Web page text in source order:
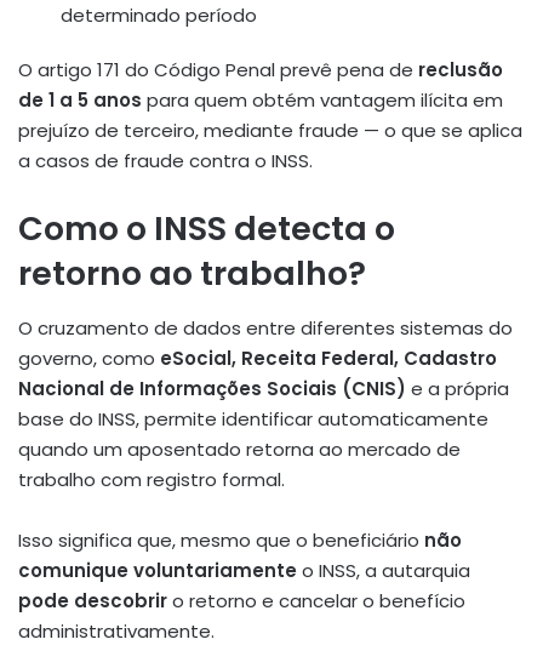
determinado período
O artigo 171 do Código Penal prevê pena de reclusão
de 1 a 5 anos para quem obtém vantagem ilícita em
prejuízo de terceiro, mediante fraude — o que se aplica
a casos de fraude contra o INSS.
Como o INSS detecta o
retorno ao trabalho?
O cruzamento de dados entre diferentes sistemas do
governo, como eSocial, Receita Federal, Cadastro
Nacional de Informações Sociais (CNIS) e a própria
base do INSS, permite identificar automaticamente
quando um aposentado retorna ao mercado de
trabalho com registro formal.
Isso significa que, mesmo que o beneficiário não
comunique voluntariamente o INSS, a autarquia
pode descobriro retorno e cancelar o benefício
administrativamente.